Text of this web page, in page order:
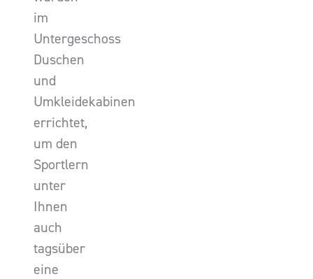
im
Untergeschoss
Duschen
und
Umkleidekabinen
errichtet,
um den
Sportlern
unter
Ihnen
auch
tagsüber
eine